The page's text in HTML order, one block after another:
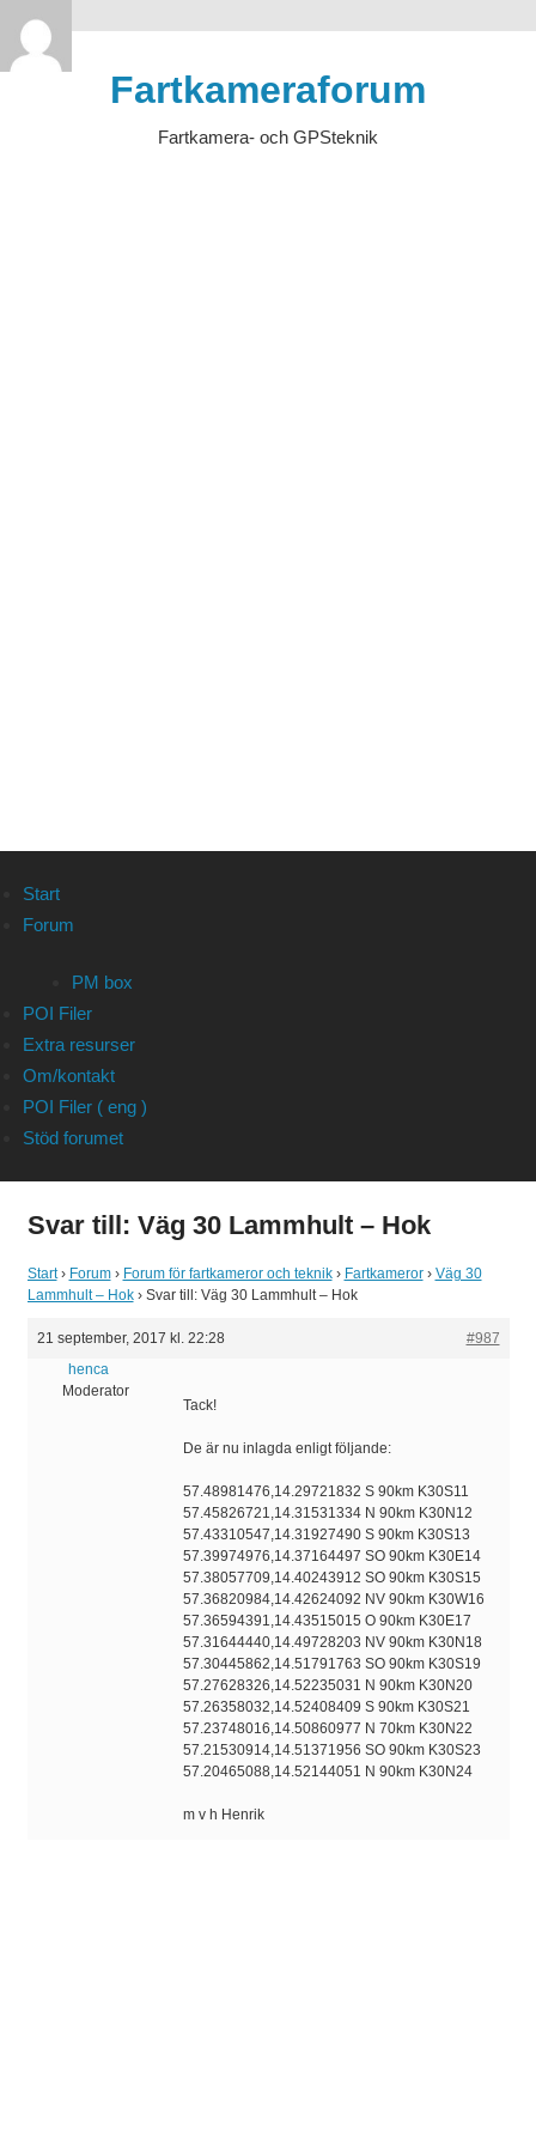
Hoppa
till
Fartkameraforum
Fartkamera- och GPSteknik
Start
Forum
PM box
POI Filer
Extra resurser
Om/kontakt
POI Filer ( eng )
Stöd forumet
Svar till: Väg 30 Lammhult – Hok
Start › Forum › Forum för fartkameror och teknik › Fartkameror › Väg 30
Lammhult – Hok › Svar till: Väg 30 Lammhult – Hok
21 september, 2017 kl. 22:28
#987
henca
Moderator
Tack!
De är nu inlagda enligt följande:
57.48981476,14.29721832 S 90km K30S11
57.45826721,14.31531334 N 90km K30N12
57.43310547,14.31927490 S 90km K30S13
57.39974976,14.37164497 SO 90km K30E14
57.38057709,14.40243912 SO 90km K30S15
57.36820984,14.42624092 NV 90km K30W16
57.36594391,14.43515015 O 90km K30E17
57.31644440,14.49728203 NV 90km K30N18
57.30445862,14.51791763 SO 90km K30S19
57.27628326,14.52235031 N 90km K30N20
57.26358032,14.52408409 S 90km K30S21
57.23748016,14.50860977 N 70km K30N22
57.21530914,14.51371956 SO 90km K30S23
57.20465088,14.52144051 N 90km K30N24
m v h Henrik